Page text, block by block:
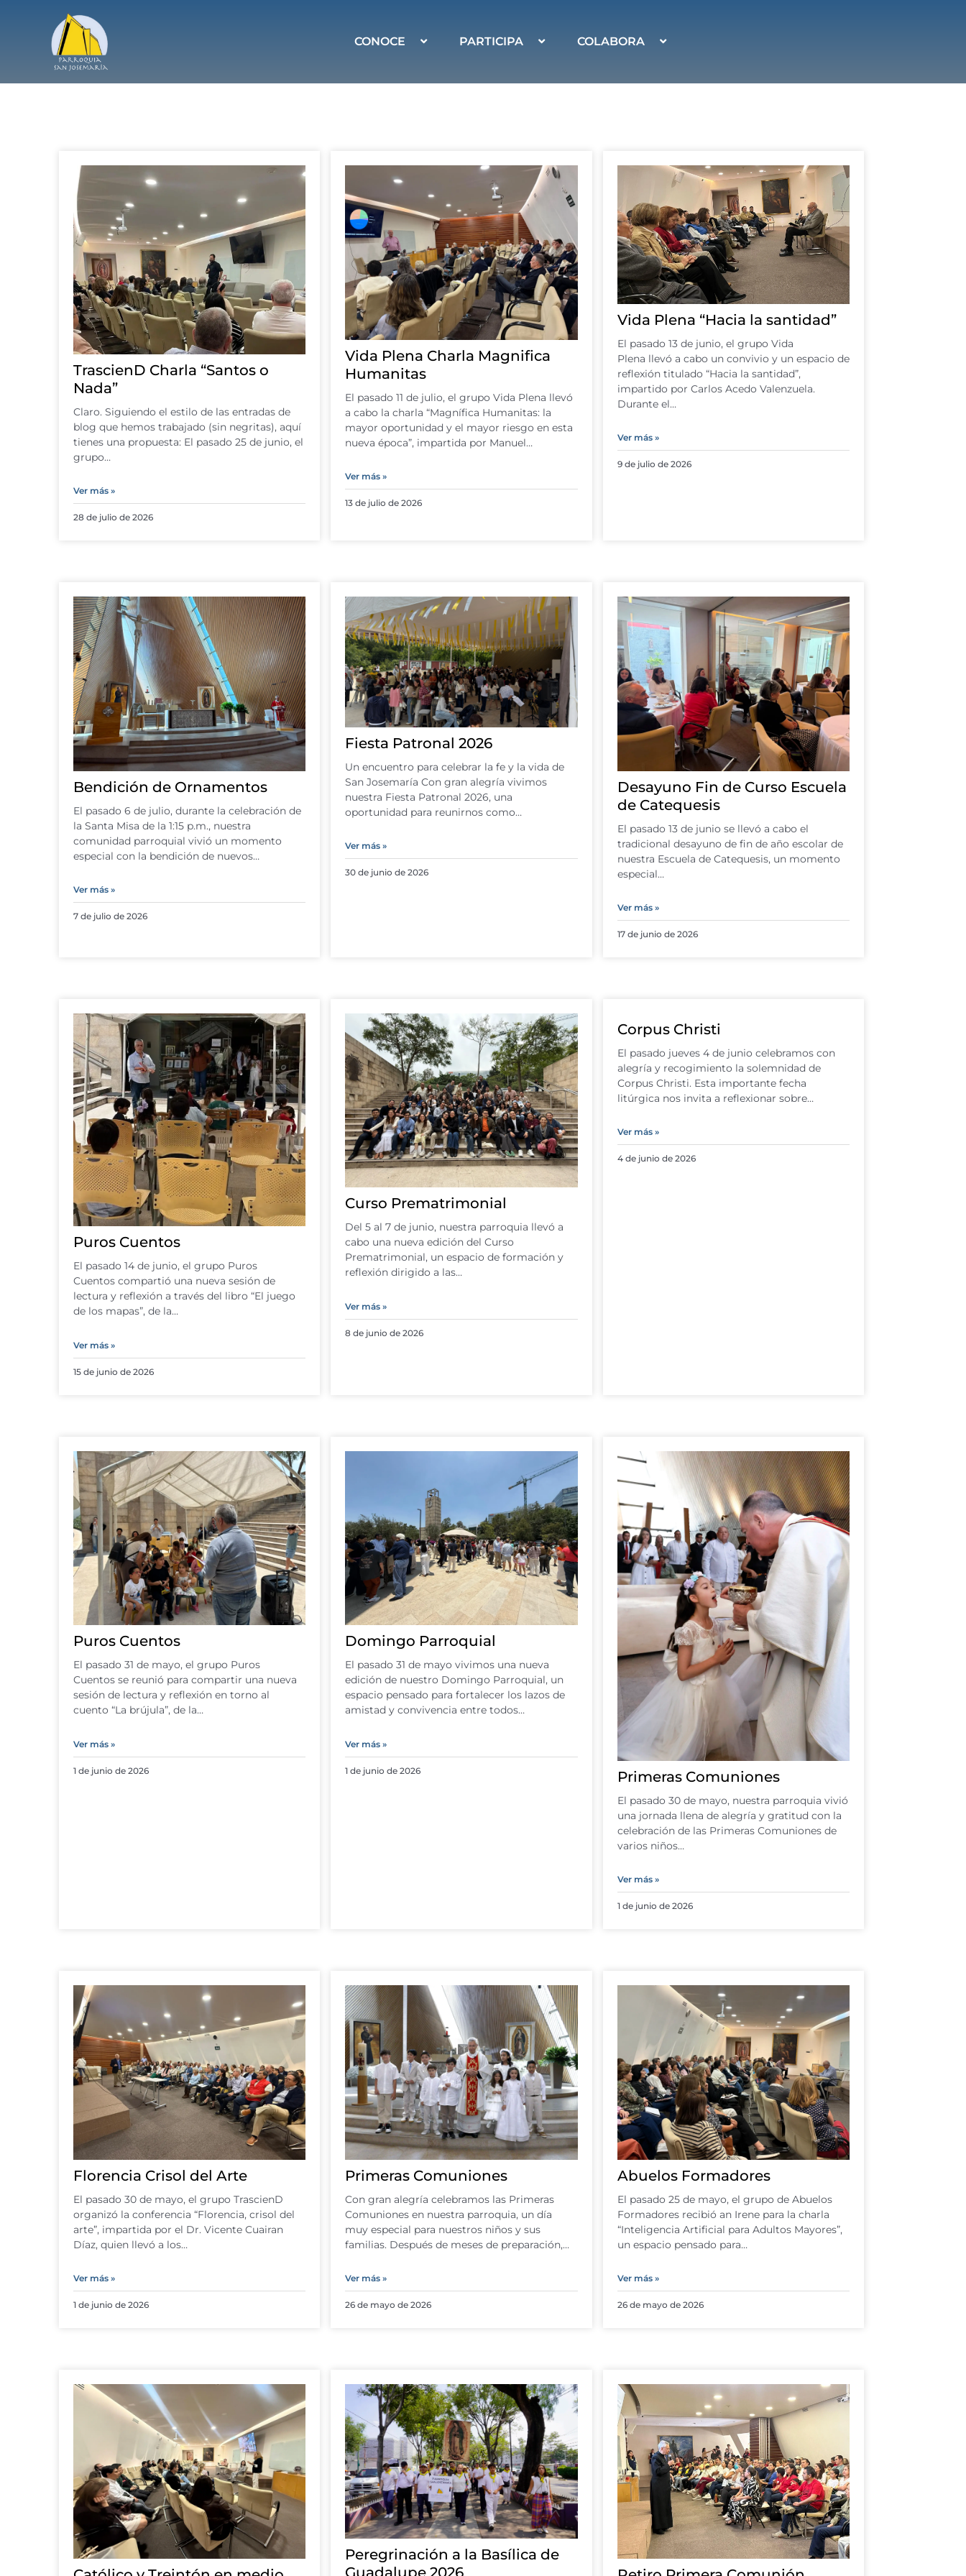
CONOCE PARTICIPA COLABORA
TrascienD Charla “Santos o
Nada”
Claro. Siguiendo el estilo de las entradas de
blog que hemos trabajado (sin negritas), aquí
tienes una propuesta: El pasado 25 de junio, el
grupo…
Ver más »
28 de julio de 2026
Vida Plena Charla Magnifica
Humanitas
El pasado 11 de julio, el grupo Vida Plena llevó
a cabo la charla “Magnífica Humanitas: la
mayor oportunidad y el mayor riesgo en esta
nueva época”, impartida por Manuel…
Ver más »
13 de julio de 2026
Vida Plena “Hacia la santidad”
El pasado 13 de junio, el grupo Vida
Plena llevó a cabo un convivio y un espacio de
reflexión titulado “Hacia la santidad”,
impartido por Carlos Acedo Valenzuela.
Durante el…
Ver más »
9 de julio de 2026
Bendición de Ornamentos
El pasado 6 de julio, durante la celebración de
la Santa Misa de la 1:15 p.m., nuestra
comunidad parroquial vivió un momento
especial con la bendición de nuevos…
Ver más »
7 de julio de 2026
Fiesta Patronal 2026
Un encuentro para celebrar la fe y la vida de
San Josemaría Con gran alegría vivimos
nuestra Fiesta Patronal 2026, una
oportunidad para reunirnos como…
Ver más »
30 de junio de 2026
Desayuno Fin de Curso Escuela
de Catequesis
El pasado 13 de junio se llevó a cabo el
tradicional desayuno de fin de año escolar de
nuestra Escuela de Catequesis, un momento
especial…
Ver más »
17 de junio de 2026
Puros Cuentos
El pasado 14 de junio, el grupo Puros
Cuentos compartió una nueva sesión de
lectura y reflexión a través del libro “El juego
de los mapas”, de la…
Ver más »
15 de junio de 2026
Curso Prematrimonial
Del 5 al 7 de junio, nuestra parroquia llevó a
cabo una nueva edición del Curso
Prematrimonial, un espacio de formación y
reflexión dirigido a las…
Ver más »
8 de junio de 2026
Corpus Christi
El pasado jueves 4 de junio celebramos con
alegría y recogimiento la solemnidad de
Corpus Christi. Esta importante fecha
litúrgica nos invita a reflexionar sobre…
Ver más »
4 de junio de 2026
Puros Cuentos
El pasado 31 de mayo, el grupo Puros
Cuentos se reunió para compartir una nueva
sesión de lectura y reflexión en torno al
cuento “La brújula”, de la…
Ver más »
1 de junio de 2026
Domingo Parroquial
El pasado 31 de mayo vivimos una nueva
edición de nuestro Domingo Parroquial, un
espacio pensado para fortalecer los lazos de
amistad y convivencia entre todos…
Ver más »
1 de junio de 2026 Primeras Comuniones
El pasado 30 de mayo, nuestra parroquia vivió
una jornada llena de alegría y gratitud con la
celebración de las Primeras Comuniones de
varios niños…
Ver más »
1 de junio de 2026
Florencia Crisol del Arte
El pasado 30 de mayo, el grupo TrascienD
organizó la conferencia “Florencia, crisol del
arte”, impartida por el Dr. Vicente Cuairan
Díaz, quien llevó a los…
Ver más »
1 de junio de 2026
Primeras Comuniones
Con gran alegría celebramos las Primeras
Comuniones en nuestra parroquia, un día
muy especial para nuestros niños y sus
familias. Después de meses de preparación,…
Ver más »
26 de mayo de 2026
Abuelos Formadores
El pasado 25 de mayo, el grupo de Abuelos
Formadores recibió an Irene para la charla
“Inteligencia Artificial para Adultos Mayores”,
un espacio pensado para…
Ver más »
26 de mayo de 2026
Peregrinación a la Basílica de